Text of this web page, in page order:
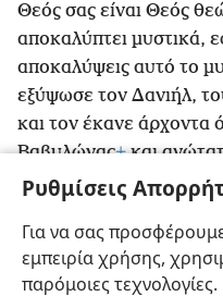
Ρυθμίσεις
Για να σας
εμπειρία χρήσης,
παρόμοιες
Θεός σας είναι Θεός
αποκαλύπτει μυστικά,
αποκαλύψεις αυτό το
εξύψωσε τον Δανιήλ,
και τον έκανε άρχοντα
Βαβυλώνας+και
της Βαβυλώνας. 49
και στον Αβδενεγώ+τη
Βαβυλώνας, αλλά ο